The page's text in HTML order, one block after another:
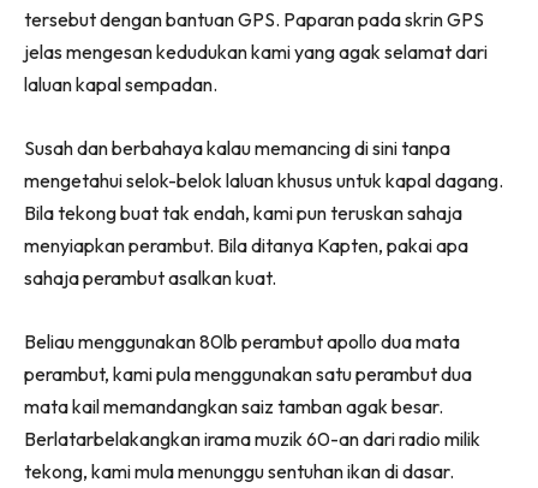
tersebut dengan bantuan GPS. Paparan pada skrin GPS
jelas mengesan kedudukan kami yang agak selamat dari
laluan kapal sempadan.
Susah dan berbahaya kalau memancing di sini tanpa
mengetahui selok-belok laluan khusus untuk kapal dagang.
Bila tekong buat tak endah, kami pun teruskan sahaja
menyiapkan perambut. Bila ditanya Kapten, pakai apa
sahaja perambut asalkan kuat.
Beliau menggunakan 80lb perambut apollo dua mata
perambut, kami pula menggunakan satu perambut dua
mata kail memandangkan saiz tamban agak besar.
Berlatarbelakangkan irama muzik 60-an dari radio milik
tekong, kami mula menunggu sentuhan ikan di dasar.